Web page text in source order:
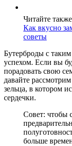
Читайте
Как вкусно
советы
Бутерброды с
успехом. Если вы
порадовать свою
давайте
зельца, в котором
сердечки.
Совет: чтобы
больше